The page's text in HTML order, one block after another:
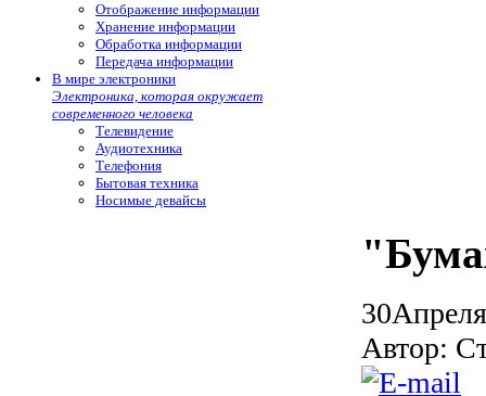
Отображение информации
Хранение информации
Обработка информации
Передача информации
В мире электроники
Электроника, которая окружает
современного человека
Телевидение
Аудиотехника
Телефония
Бытовая техника
Носимые девайсы
30Апреля
Автор: